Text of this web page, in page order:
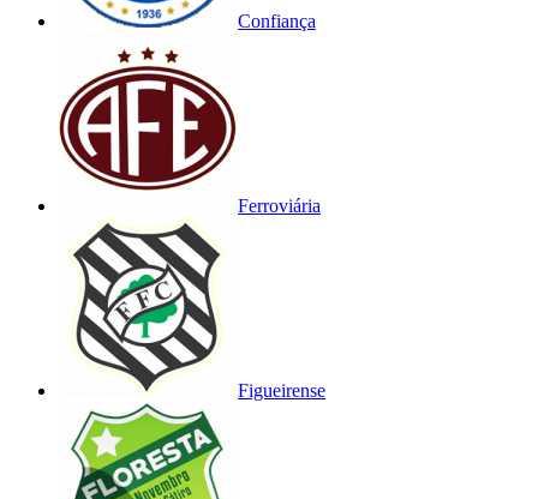
Confiança
Ferroviária
Figueirense